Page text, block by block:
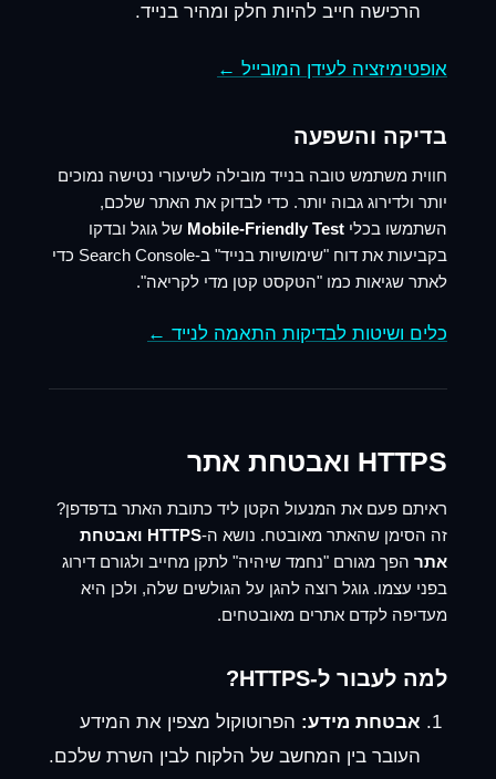
הרכישה חייב להיות חלק ומהיר בנייד.
אופטימיזציה לעידן המובייל ←
בדיקה והשפעה
חווית משתמש טובה בנייד מובילה לשיעורי נטישה נמוכים
יותר ולדירוג גבוה יותר. כדי לבדוק את האתר שלכם,
השתמשו בכלי Mobile-Friendly Test של גוגל ובדקו
בקביעות את דוח "שימושיות בנייד" ב-Search Console כדי
לאתר שגיאות כמו "הטקסט קטן מדי לקריאה".
כלים ושיטות לבדיקות התאמה לנייד ←
HTTPS ואבטחת אתר
ראיתם פעם את המנעול הקטן ליד כתובת האתר בדפדפן?
זה הסימן שהאתר מאובטח. נושא ה-
HTTPS ואבטחת
אתר הפך מגורם "נחמד שיהיה" לתקן מחייב ולגורם דירוג
בפני עצמו. גוגל רוצה להגן על הגולשים שלה, ולכן היא
מעדיפה לקדם אתרים מאובטחים.
למה לעבור ל-HTTPS?
אבטחת מידע: הפרוטוקול מצפין את המידע
העובר בין המחשב של הלקוח לבין השרת שלכם.